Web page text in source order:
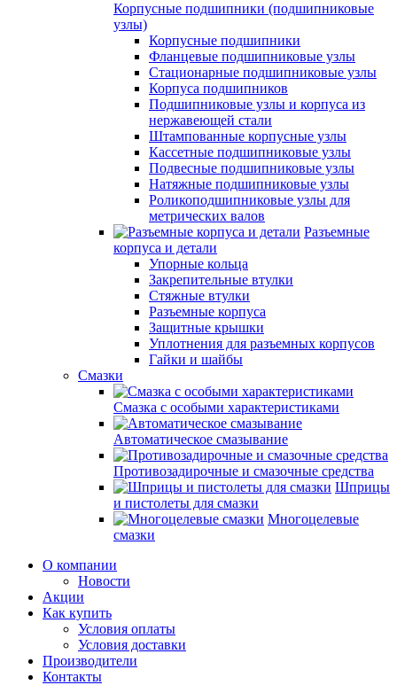
Корпусные подшипники (подшипниковые
узлы)
Корпусные подшипники
Фланцевые подшипниковые узлы
Стационарные подшипниковые узлы
Корпуса подшипников
Подшипниковые узлы и корпуса из
нержавеющей стали
Штампованные корпусные узлы
Кассетные подшипниковые узлы
Подвесные подшипниковые узлы
Натяжные подшипниковые узлы
Роликоподшипниковые узлы для
метрических валов
Разъемные
корпуса и детали
Упорные кольца
Закрепительные втулки
Стяжные втулки
Разъемные корпуса
Защитные крышки
Уплотнения для разъемных корпусов
Гайки и шайбы
Смазки
Смазка с особыми характеристиками
Автоматическое смазывание
Противозадирочные и смазочные средства
Шприцы
и пистолеты для смазки
Многоцелевые
смазки
О компании
Новости
Акции
Как купить
Условия оплаты
Условия доставки
Производители
Контакты